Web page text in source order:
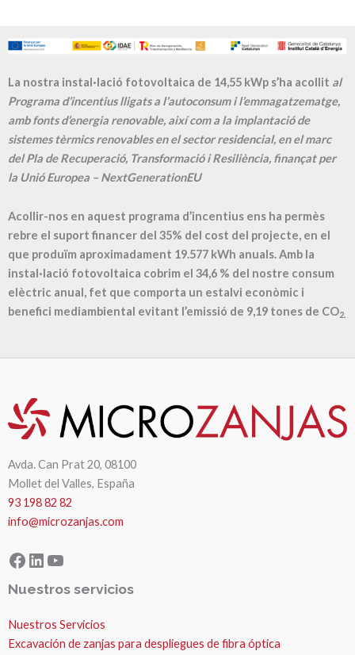
La nostra instal·lació fotovoltaica de 14,55 kWp s’ha acollit al
Programa d’incentius lligats a l’autoconsum i l’emmagatzematge,
amb fonts d’energia renovable, així com a la implantació de
sistemes tèrmics renovables en el sector residencial, en el marc
del Pla de Recuperació, Transformació i Resiliència, finançat per
la Unió Europea – NextGenerationEU
Acollir-nos en aquest programa d’incentius ens ha permès
rebre el suport financer del 35% del cost del projecte, en el
que produïm aproximadament 19.577 kWh anuals. Amb la
instal·lació fotovoltaica cobrim el 34,6 % del nostre consum
elèctric anual, fet que comporta un estalvi econòmic i
benefici mediambiental evitant l’emissió de 9,19 tones de CO2.
Avda. Can Prat 20, 08100
Mollet del Valles, España
93 198 82 82
info@microzanjas.com
Facebook
LinkedIn
YouTube
Nuestros servicios
Nuestros Servicios
Excavación de zanjas para despliegues de fibra óptica